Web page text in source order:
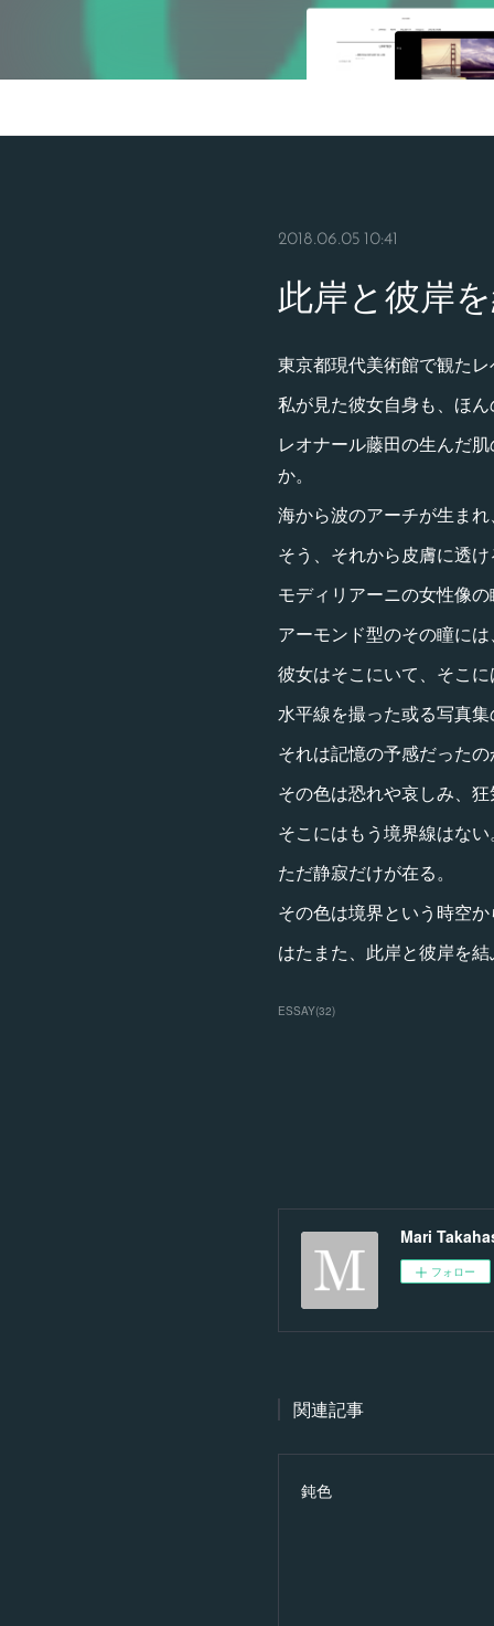
2018.06.05 10:41
此岸と彼岸
東京都現代美術館で観た
私が見た彼女自身も、ほ
レオナール藤田の生んだ
か。
海から波のアーチが生ま
そう、それから皮膚に透
モディリアーニの女性像
アーモンド型のその瞳に
彼女はそこにいて、そこ
水平線を撮った或る写真
それは記憶の予感だった
その色は恐れや哀しみ、
そこにはもう境界線はな
ただ静寂だけが在る。
その色は境界という時空
はたまた、此岸と彼岸を
ESSAY(32)
Mari
フォロー
関連記事
鈍色